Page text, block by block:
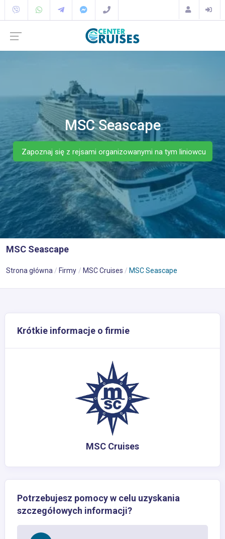
MSC Seascape
Zapoznaj się z rejsami organizowanymi na tym liniowcu
MSC Seascape
Strona główna Firmy MSC Cruises MSC Seascape
Krótkie informacje o firmie
MSC Cruises
Potrzebujesz pomocy w celu uzyskania
szczegółowych informacji?